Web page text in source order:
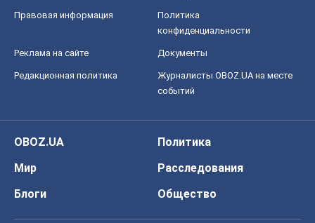
Правовая информация
Политика
конфиденциальности
Реклама на сайте Документы
Редакционная политика
Журналисты OBOZ.UA на месте
событий
OBOZ.UA
Политика
Мир
Расследования
Блоги
Общество